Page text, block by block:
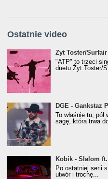
Ostatnie video
Żyt Toster/SurfAir - ATP
Żyt Toster/
"ATP" to trzeci
duetu Żyt Toster/
donGURALesko z
Klasyczny/
(Popkillery 2023)
DGE - Gankstaz
To właśnie tu,
sagę, która trwa
Kobik - Slalom ft. Jan-
[Official Music
Kobik - Slalom
Po ostatniej serii
utwór i trochę...